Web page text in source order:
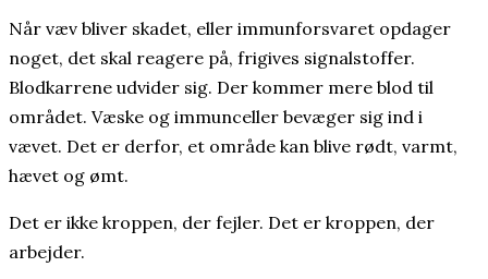
Når væv bliver skadet, eller immunforsvaret opdager
noget, det skal reagere på, frigives signalstoffer.
Blodkarrene udvider sig. Der kommer mere blod til
området. Væske og immunceller bevæger sig ind i
vævet. Det er derfor, et område kan blive rødt, varmt,
hævet og ømt.
Det er ikke kroppen, der fejler. Det er kroppen, der
arbejder.